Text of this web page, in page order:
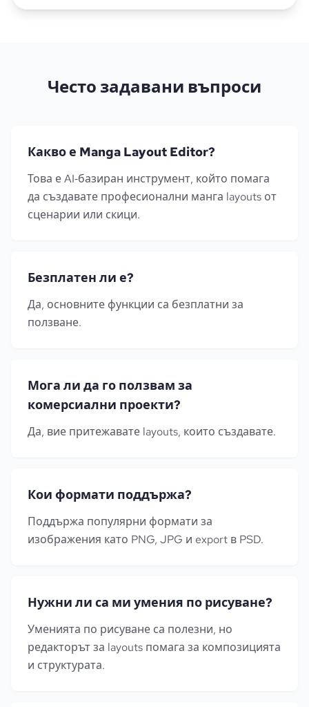
Често задавани въпроси
Какво е Manga Layout Editor?
Това е AI‑базиран инструмент, който помага
да създавате професионални манга layouts от
сценарии или скици.
Безплатен ли е?
Да, основните функции са безплатни за
ползване.
Мога ли да го ползвам за
комерсиални проекти?
Да, вие притежавате layouts, които създавате.
Кои формати поддържа?
Поддържа популярни формати за
изображения като PNG, JPG и export в PSD.
Нужни ли са ми умения по рисуване?
Уменията по рисуване са полезни, но
редакторът за layouts помага за композицията
и структурата.